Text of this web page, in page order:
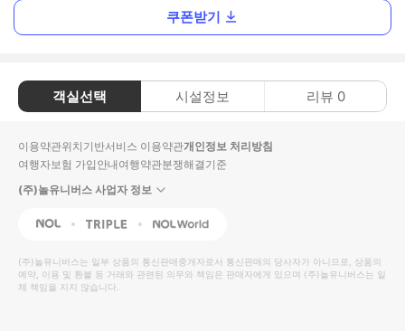
쿠폰받기
객실선택 시설정보 리뷰 0
이용약관위치기반서비스 이용약관개인정보 처리방침
여행자보험 가입안내여행약관분쟁해결기준
(주)놀유니버스 사업자 정보
NOL Triple Interpark Global
(주)놀유니버스는 일부 상품의 통신판매중개자로서 통신판매의 당사자가 아니므로, 상품의
예약, 이용 및 환불 등 거래와 관련된 의무와 책임은 판매자에게 있으며 (주)놀유니버스는 일
체 책임을 지지 않습니다.